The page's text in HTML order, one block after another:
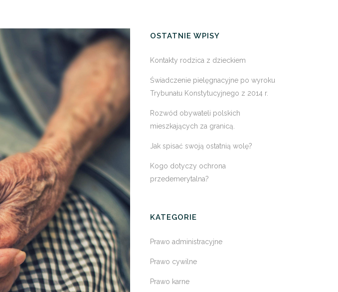
OSTATNIE WPISY
Kontakty rodzica z dzieckiem
Świadczenie pielęgnacyjne po wyroku
Trybunału Konstytucyjnego z 2014 r.
Rozwód obywateli polskich
mieszkających za granicą.
Jak spisać swoją ostatnią wolę?
Kogo dotyczy ochrona
przedemerytalna?
KATEGORIE
Prawo administracyjne
Prawo cywilne
Prawo karne